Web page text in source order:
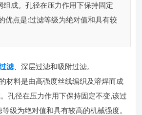
组成。孔径在压力作用下保持固定
优点是:过滤等级为绝对值和具有较
滤 、深层过滤和吸附过滤。
材料是由高强度丝线编织及溶焊而成
孔径在压力作用下保持固定不变,该过
级为绝对值和具有较高的机械强度。